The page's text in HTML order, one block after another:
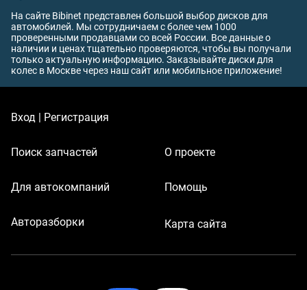
На сайте Bibinet представлен большой выбор дисков для
автомобилей. Мы сотрудничаем с более чем 1000
проверенными продавцами со всей России. Все данные о
наличии и ценах тщательно проверяются, чтобы вы получали
только актуальную информацию. Заказывайте диски для
колес в Москве через наш сайт или мобильное приложение!
Вход | Регистрация
Поиск запчастей
Для автокомпаний
Авторазборки
О проекте
Помощь
Карта сайта